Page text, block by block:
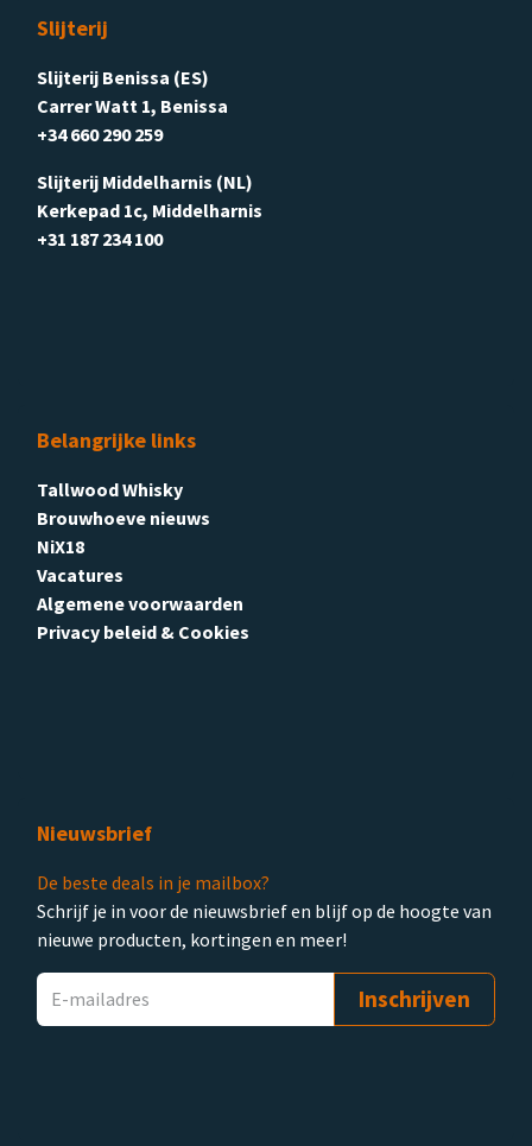
Slijterij
Slijterij Benissa (ES)
Carrer Watt 1, Benissa
+34 660 290 259
Slijterij Middelharnis (NL)
Kerkepad 1c, Middelharnis
+31 187 234 100
Belangrijke links
Tallwood Whisky
Brouwhoeve nieuws
NiX18
Vacatures
Algemene voorwaarden
Privacy beleid & Cookies
Nieuwsbrief
De beste deals in je mailbox?
Schrijf je in voor de nieuwsbrief en blijf op de hoogte van
nieuwe producten, kortingen en meer!
Inschrijven